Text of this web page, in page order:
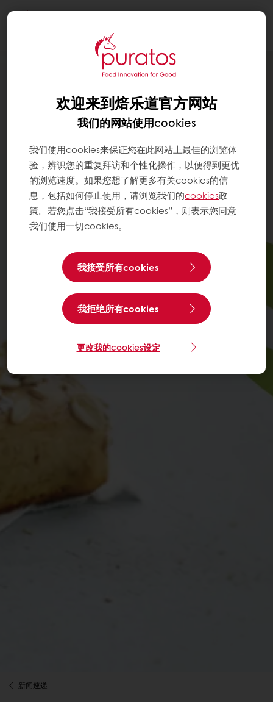
新闻速递
欢迎来到焙乐道官方网站
我们的网站使用cookies
我们使用cookies来保证您在此网站上最佳的浏览体
验，辨识您的重复拜访和个性化操作，以便得到更优
的浏览速度。如果您想了解更多有关cookies的信
息，包括如何停止使用，请浏览我们的cookies政
策。若您点击“我接受所有cookies”，则表示您同意
我们使用一切cookies。
我接受所有cookies
我拒绝所有cookies
更改我的cookies设定